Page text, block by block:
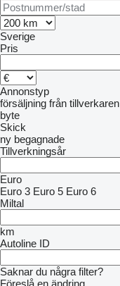
Sverige
Pris
Annonstyp
försäljning från tillverkaren
byte
Skick
ny begagnade
Tillverkningsår
Euro
Euro 3 Euro 5 Euro 6
Miltal
km
Autoline ID
Saknar du några filter?
Föreslå en ändring